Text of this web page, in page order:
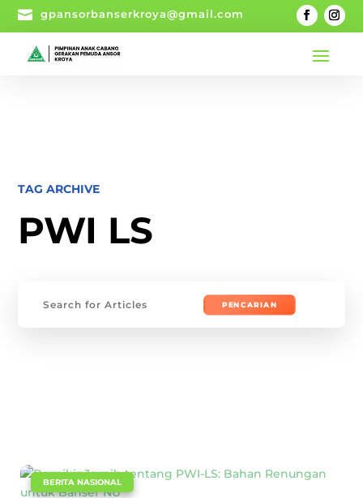
 gpansorbanserkroya@gmail.com
TAG ARCHIVE
PWI LS
BERITA NASIONAL